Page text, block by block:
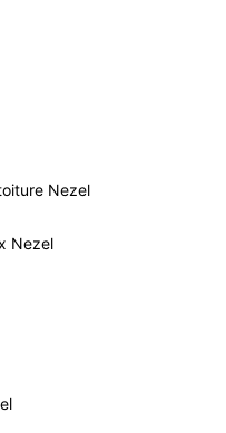
Nezel
Nezel